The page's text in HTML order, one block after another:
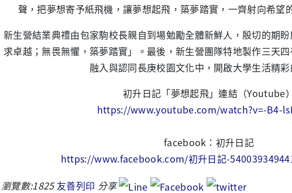
聲，把夢想寄予紙飛機，讓夢想起飛，築夢踏實，一齊射向希望
新生營結業典禮由包家駒校長親自到場勉勵全體新鮮人，殷切的期
求卓越；無畏無懼，築夢踏實」。最後，新生營團隊特地製作三天
融入與認同長庚校園文化中，開啟大學生活精
初升日記「夢想起飛」連結（Youtube
https://www.youtube.com/watch?v=-B4-
facebook：初升日記
https://www.facebook.com/初升日記-
瀏覽數:1825友善列印 分享